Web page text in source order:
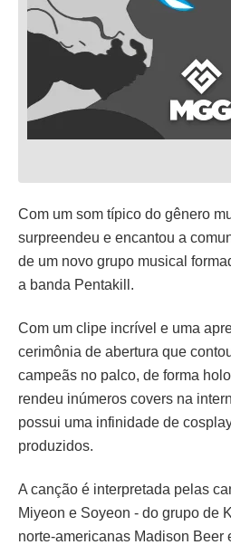
Com um som típico do gênero
surpreendeu e encantou a
de um novo grupo musical
a banda Pentakill.
Com um clipe incrível e uma
cerimônia de abertura que
campeãs no palco, de forma
rendeu inúmeros covers na
possui uma infinidade de
produzidos.
A canção é interpretada pelas
Miyeon e Soyeon - do grupo de
norte-americanas Madison Beer